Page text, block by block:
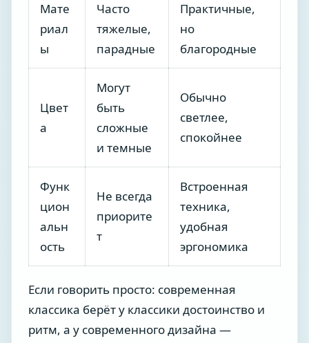
Мате
риал
ы
Часто
тяжелые,
парадные
Практичные,
но
благородные
Цвет
а
Могут
быть
сложные
и темные
Обычно
светлее,
спокойнее
Функ
цион
альн
ость
Не всегда
приорите
т
Встроенная
техника,
удобная
эргономика
Если говорить просто: современная
классика берёт у классики достоинство и
ритм, а у современного дизайна —